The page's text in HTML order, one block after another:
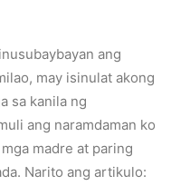
ang
may isinulat akong
sa kanila ng
ang naramdaman ko
madre at paring
Narito ang artikulo: